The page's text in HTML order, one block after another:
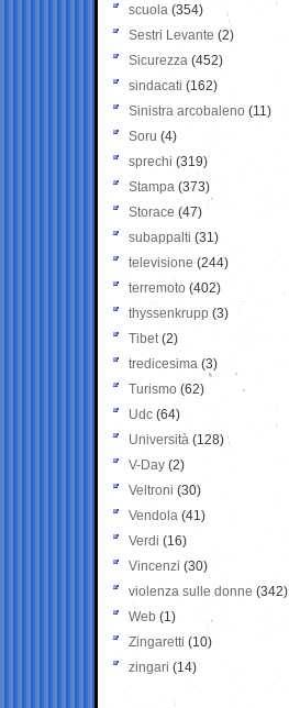
scuola (354)
Sestri Levante (2)
Sicurezza (452)
sindacati (162)
Sinistra arcobaleno (11)
Soru (4)
sprechi (319)
Stampa (373)
Storace (47)
subappalti (31)
televisione(244)
terremoto (402)
thyssenkrupp (3)
Tibet(2)
tredicesima (3)
Turismo (62)
Udc (64)
Università (128)
V-Day (2)
Veltroni (30)
Vendola (41)
Verdi (16)
Vincenzi (30)
violenza sulle donne (342)
Web (1)
Zingaretti (10)
zingari (14)